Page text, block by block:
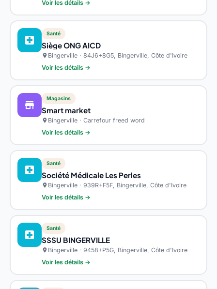
Voir les détails →
local_hospital
Santé
Siège ONG AICD
location_on Bingerville · 84J6+8G5, Bingerville, Côte d'Ivoire
Voir les détails →
store
Magasins
Smart market
location_on Bingerville · Carrefour freed word
Voir les détails →
local_hospital
Santé
Société Médicale Les Perles
location_on Bingerville · 939R+F5F, Bingerville, Côte d'Ivoire
Voir les détails →
local_hospital
Santé
SSSU BINGERVILLE
location_on Bingerville · 9458+P5G, Bingerville, Côte d'Ivoire
Voir les détails →